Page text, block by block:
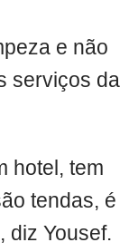
e não
serviços da
hotel, tem
tendas, é
diz Yousef.